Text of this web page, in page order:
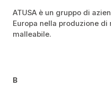
ATUSA è un gruppo di
Europa nella produzione
malleabile.
B